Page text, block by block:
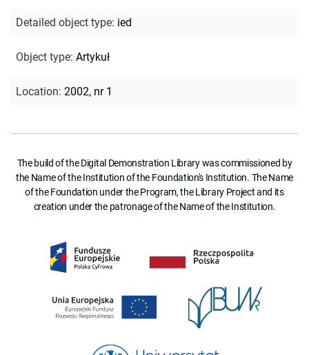
Detailed object type: ied
Object type: Artykuł
Location: 2002, nr 1
The build of the Digital Demonstration Library was commissioned by
the Name of the Institution of the Foundation's Institution. The Name
of the Foundation under the Program, the Library Project and its
creation under the patronage of the Name of the Institution.